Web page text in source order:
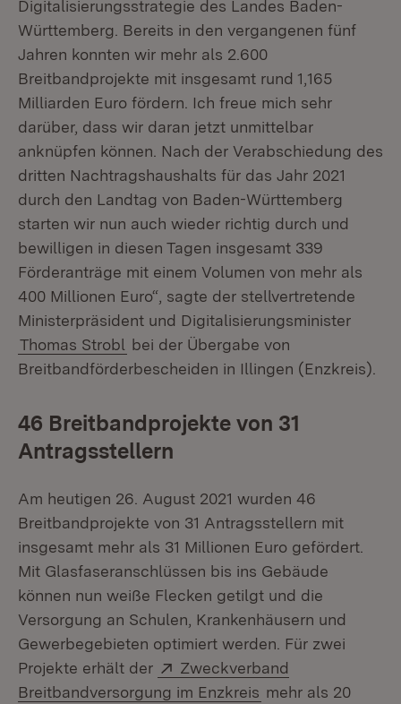
Digitalisierungsstrategie des Landes Baden-
Württemberg. Bereits in den vergangenen fünf
Jahren konnten wir mehr als 2.600
Breitbandprojekte mit insgesamt rund 1,165
Milliarden Euro fördern. Ich freue mich sehr
darüber, dass wir daran jetzt unmittelbar
anknüpfen können. Nach der Verabschiedung des
dritten Nachtragshaushalts für das Jahr 2021
durch den Landtag von Baden-Württemberg
starten wir nun auch wieder richtig durch und
bewilligen in diesen Tagen insgesamt 339
Förderanträge mit einem Volumen von mehr als
400 Millionen Euro“, sagte der stellvertretende
Ministerpräsident und Digitalisierungsminister
Thomas Strobl bei der Übergabe von
Breitbandförderbescheiden in Illingen (Enzkreis).
46 Breitbandprojekte von 31
Antragsstellern
Am heutigen 26. August 2021 wurden 46
Breitbandprojekte von 31 Antragsstellern mit
insgesamt mehr als 31 Millionen Euro gefördert.
Mit Glasfaseranschlüssen bis ins Gebäude
können nun weiße Flecken getilgt und die
Versorgung an Schulen, Krankenhäusern und
Gewerbegebieten optimiert werden. Für zwei
Projekte erhält der
Extern:
Zweckverband
Breitbandversorgung im Enzkreis (Öffnet in neuem
mehr als 20